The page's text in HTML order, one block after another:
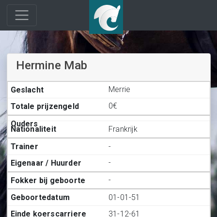
Hermine Mab
Merrie
0€
Frankrijk
-
-
-
01-01-51
31-12-61